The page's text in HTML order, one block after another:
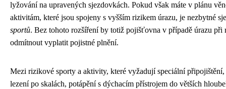
lyžování na upravených sjezdovkách. Pokud však máte v plánu
aktivitám, které jsou spojeny s vyšším rizikem úrazu, je nezbytné
sportů. Bez tohoto rozšíření by totiž pojišťovna v případě úrazu
odmítnout vyplatit pojistné plnění.
Mezi rizikové sporty a aktivity, které vyžadují speciální
lezení po skalách, potápění s dýchacím přístrojem do větších